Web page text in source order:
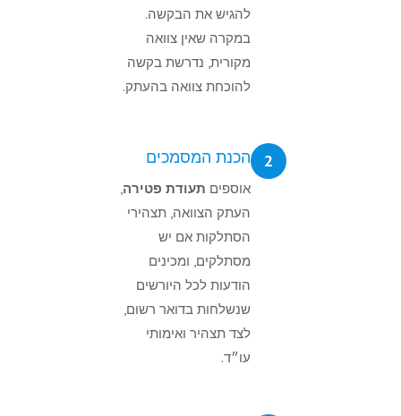
להגיש את הבקשה.
במקרה שאין צוואה
מקורית, נדרשת בקשה
להוכחת צוואה בהעתק.
2 הכנת המסמכים
אוספים תעודת פטירה,
העתק הצוואה, תצהירי
הסתלקות אם יש
מסתלקים, ומכינים
הודעות לכל היורשים
שנשלחות בדואר רשום,
לצד תצהיר ואימותי
עו״ד.